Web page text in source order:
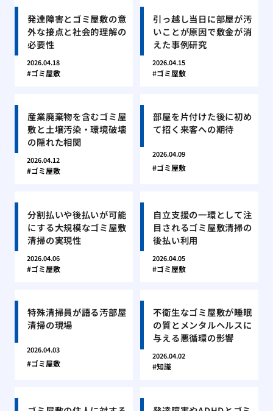
発達障害とゴミ屋敷の意
外な接点と社会的理解の
必要性
2026.04.18
ゴミ屋敷
引っ越し当日に部屋が汚
いことが原因で敷金が消
えた事例研究
2026.04.15
ゴミ屋敷
産業廃棄物を含むゴミ屋
敷と土壌汚染・環境破壊
の隠れた相関
2026.04.12
ゴミ屋敷
部屋を片付けた後に初め
て招く来客への期待
2026.04.09
ゴミ屋敷
分割払いや後払いが可能
にする大規模なゴミ屋敷
清掃の実現性
2026.04.06
ゴミ屋敷
自立支援の一環として注
目されるゴミ屋敷清掃の
後払い利用
2026.04.05
ゴミ屋敷
特殊清掃員が語る汚部屋
清掃の現場
2026.04.03
ゴミ屋敷
不衛生なゴミ屋敷が睡眠
の質とメンタルヘルスに
与える悪循環の影響
2026.04.02
知識